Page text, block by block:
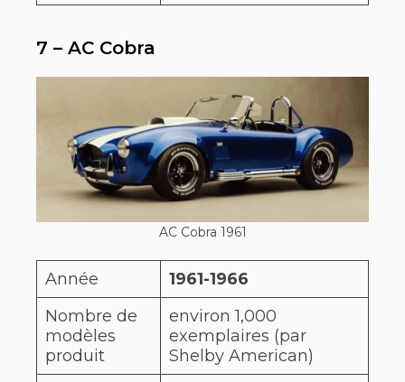
7 – AC Cobra
AC Cobra 1961
Année
1961-1966
Nombre de
modèles
produit
environ 1,000
exemplaires (par
Shelby American)